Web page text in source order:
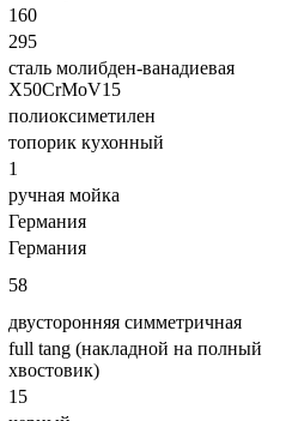
160
295
сталь молибден-ванадиевая
X50CrMoV15
полиоксиметилен
топорик кухонный
1
ручная мойка
Германия
Германия
58
двусторонняя симметричная
full tang (накладной на полный
хвостовик)
15